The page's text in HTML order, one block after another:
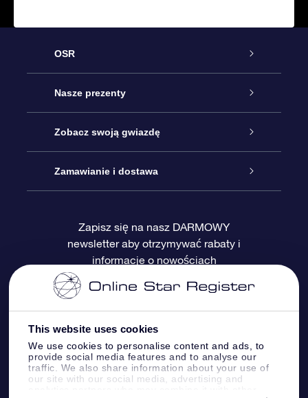
This website uses cookies
We use cookies to personalise content and ads, to
provide social media features and to analyse our
traffic. We also share information about your use of
our site with our social media, advertising and
OSR
Obsługa
Kontakt
Blog
Recenzje
Nasze prezenty
Podarunek Gwiazda Online
Pakiet Podarunkowy OSR
Karta podarunkowa OSR
Prezenty firmowe
Zobacz swoją gwiazdę
Rejestr Gwiazd
Sprsonalizowana Strona Gwiazdy
One Million Stars
Gwieździsty Wygaszacz Ekranu OSR
Aplikacja VR „Fly me to the stars”
Zamawianie i dostawa
Metody płatności
Dostawa
Polityka zwrotów
Gwiazdozbiorach
Zapisz się na nasz DARMOWY
newsletter aby otrzymywać rabaty i
informacje o nowościach